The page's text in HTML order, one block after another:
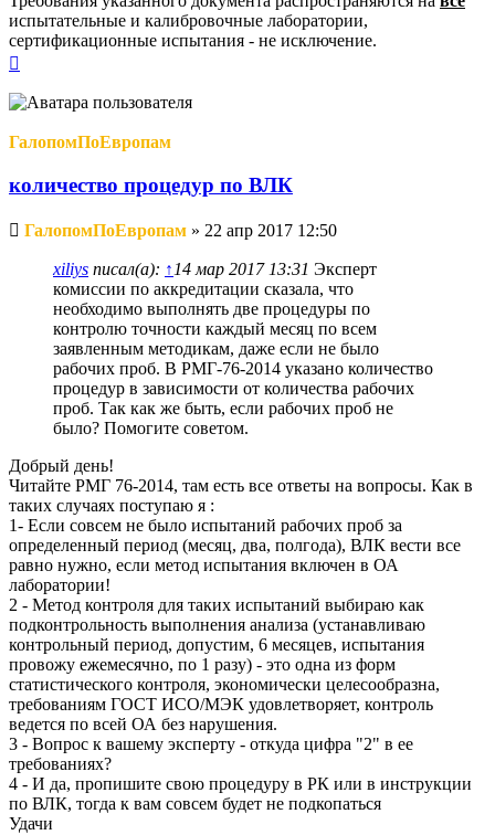
испытательные и калибровочные лаборатории,
сертификационные испытания - не исключение.
началу
ГалопомПоЕвропам
количество процедур по ВЛК
Непрочитанное
ГалопомПоЕвропам » 22 апр 2017 12:50
xiliys писал(а): ↑14 мар 2017 13:31 Эксперт
комиссии по аккредитации сказала, что
необходимо выполнять две процедуры по
контролю точности каждый месяц по всем
заявленным методикам, даже если не было
рабочих проб. В РМГ-76-2014 указано количество
процедур в зависимости от количества рабочих
проб. Так как же быть, если рабочих проб не
было? Помогите советом.
Добрый день!
Читайте РМГ 76-2014, там есть все ответы на вопросы. Как в
таких случаях поступаю я :
1- Если совсем не было испытаний рабочих проб за
определенный период (месяц, два, полгода), ВЛК вести все
равно нужно, если метод испытания включен в ОА
лаборатории!
2 - Метод контроля для таких испытаний выбираю как
подконтрольность выполнения анализа (устанавливаю
контрольный период, допустим, 6 месяцев, испытания
провожу ежемесячно, по 1 разу) - это одна из форм
статистического контроля, экономически целесообразна,
требованиям ГОСТ ИСО/МЭК удовлетворяет, контроль
ведется по всей ОА без нарушения.
3 - Вопрос к вашему эксперту - откуда цифра "2" в ее
требованиях?
4 - И да, пропишите свою процедуру в РК или в инструкции
по ВЛК, тогда к вам совсем будет не подкопаться
Удачи